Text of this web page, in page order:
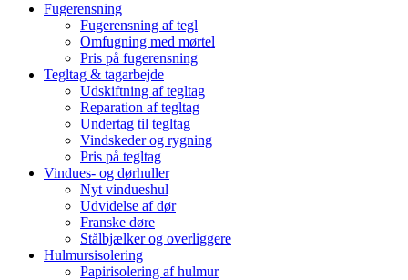
Fugerensning
Fugerensning af tegl
Omfugning med mørtel
Pris på fugerensning
Tegltag & tagarbejde
Udskiftning af tegltag
Reparation af tegltag
Undertag til tegltag
Vindskeder og rygning
Pris på tegltag
Vindues- og dørhuller
Nyt vindueshul
Udvidelse af dør
Franske døre
Stålbjælker og overliggere
Hulmursisolering
Papirisolering af hulmur